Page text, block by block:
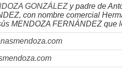
GONZÁLEZ y padre de
con nombre comercial
MENDOZA FERNÁNDEZ que